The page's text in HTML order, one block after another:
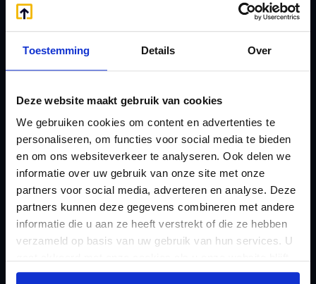
Toestemming Details Over
Deze website maakt gebruik van cookies
We gebruiken cookies om content en advertenties te
personaliseren, om functies voor social media te bieden
en om ons websiteverkeer te analyseren. Ook delen we
informatie over uw gebruik van onze site met onze
partners voor social media, adverteren en analyse. Deze
partners kunnen deze gegevens combineren met andere
informatie die u aan ze heeft verstrekt of die ze hebben
verzameld op basis van uw gebruik van hun services. U
gebruiken.
Afkoop Stamrecht
Belastingdienst
doorgeven
rekeningnummer
Checklist IB 2023 (PDF)
Checklist IB 2023 (Word)
Checklist IB 2024 (PDF)
Checklist IB 2024 (Word)
Checklist IB 2025 (PDF)
Checklist IB 2025 (Word)
Jaarstukken opstellen
L
Lenen van de BV
Liquidatie Pensioen BV
Loonadministratie
verzorgen
Mogelijkheden
Stamrecht BV
O
ODV BV
Ontbinden Stamrecht